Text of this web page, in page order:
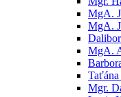
MgA.
MgA.
MgA.
Mgr.